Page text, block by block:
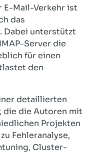
E-Mail-Verkehr ist
das
Dabei unterstützt
Server die
für einen
den
detaillierten
die die Autoren mit
Projekten
Fehleranalyse,
Cluster-